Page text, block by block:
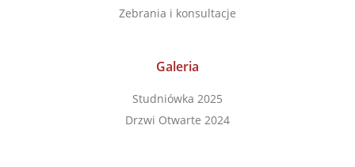
Zebrania i konsultacje
Galeria
Studniówka 2025
Drzwi Otwarte 2024